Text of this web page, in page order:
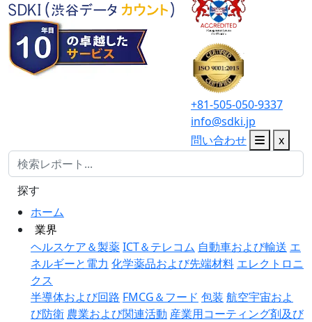
+81-505-050-9337
info@sdki.jp
問い合わせ
x
ホーム
業界
ヘルスケア＆製薬ICT＆テレコム 自動車および輸送 エ
ネルギーと電力 化学薬品および先端材料 エレクトロニ
クス
半導体および回路 FMCG＆フード 包装 航空宇宙およ
び防衛 農業および関連活動 産業用コーティング剤及び
探す